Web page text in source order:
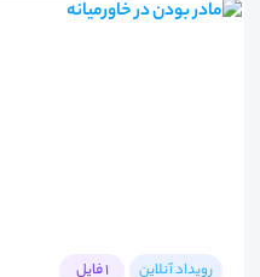
رویداد آنلاین 1 فایل